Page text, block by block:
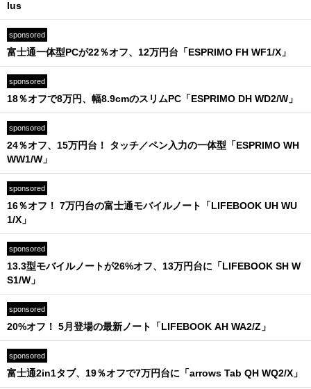
lus
sponsored
富士通一体型PCが22％オフ、12万円台「ESPRIMO FH WF1/X」
sponsored
18％オフで8万円、幅8.9cmのスリムPC「ESPRIMO DH WD2/W」
sponsored
24％オフ、15万円台！ タッチ／ペン入力の一体型「ESPRIMO WH
WW1/W」
sponsored
16％オフ！ 7万円台の富士通モバイルノート「LIFEBOOK UH WU
1/X」
sponsored
13.3型モバイルノートが26%オフ、13万円台に「LIFEBOOK SH W
S1/W」
sponsored
20%オフ！ 5月登場の最新ノート「LIFEBOOK AH WA2/Z」
sponsored
富士通2in1タブ、19％オフで7万円台に「arrows Tab QH WQ2/X」